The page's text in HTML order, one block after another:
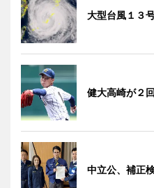
大型台風１３
健大高崎が２
中立公、補正